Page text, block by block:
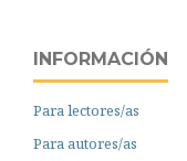
INFORMACIÓN
Para lectores/as
Para autores/as